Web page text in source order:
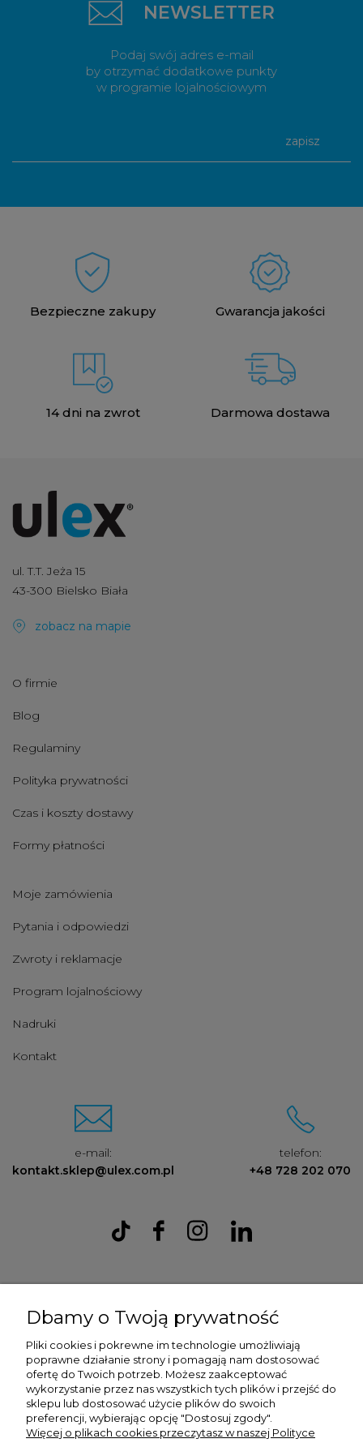
NEWSLETTER
Podaj swój adres e-mail
by otrzymać dodatkowe punkty
w programie lojalnościowym
zapisz
Bezpieczne zakupy Gwarancja jakości
14 dni na zwrot Darmowa dostawa
ul. T.T. Jeża 15
43-300 Bielsko Biała
zobacz na mapie
O firmie
Blog
Regulaminy
Polityka prywatności
Czas i koszty dostawy
Formy płatności
Moje zamówienia
Pytania i odpowiedzi
Zwroty i reklamacje
Program lojalnościowy
Nadruki
Kontakt
e-mail:
kontakt.sklep@ulex.com.pl
telefon:
+48 728 202 070
Ulex Sp. z O.O. , ul. T.T. Jeża 15, 43-300 Bielsko Biała, woj. śląskie,
9372470787
Dbamy o Twoją prywatność
Pliki cookies i pokrewne im technologie umożliwiają
poprawne działanie strony i pomagają nam dostosować
ofertę do Twoich potrzeb. Możesz zaakceptować
wykorzystanie przez nas wszystkich tych plików i przejść do
sklepu lub dostosować użycie plików do swoich
preferencji, wybierając opcję "Dostosuj zgody".
Więcej o plikach cookies przeczytasz w naszej Polityce